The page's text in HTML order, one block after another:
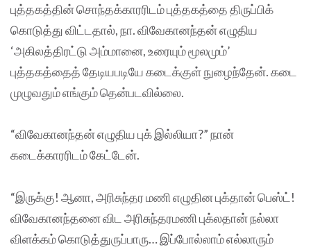
புத்தகத்தின் சொந்தக்காரரிடம் புத்தகத்தை திருப்பிக்
கொடுத்து விட்டதால், நா. விவேகானந்தன் எழுதிய
‘அகிலத்திரட்டு அம்மானை, உரையும் மூலமும்’
புத்தகத்தைத் தேடியபடியே கடைக்குள் நுழைந்தேன். கடை
முழுவதும் எங்கும் தென்படவில்லை.
“விவேகானந்தன் எழுதிய புக் இல்லியா?” நான்
கடைக்காரரிடம் கேட்டேன்.
“இருக்கு! ஆனா, அரிசுந்தர மணி எழுதின புக்தான் பெஸ்ட்!
விவேகானந்தனை விட அரிசுந்தரமணி புக்லதான் நல்லா
விளக்கம் கொடுத்துருப்பாரு… இப்போல்லாம் எல்லாரும்